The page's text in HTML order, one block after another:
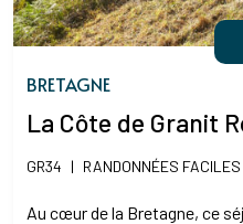
BRETAGNE
La Côte de Granit
GR34 | RANDONNÉES FACILES
Au cœur de la Bretagne, ce